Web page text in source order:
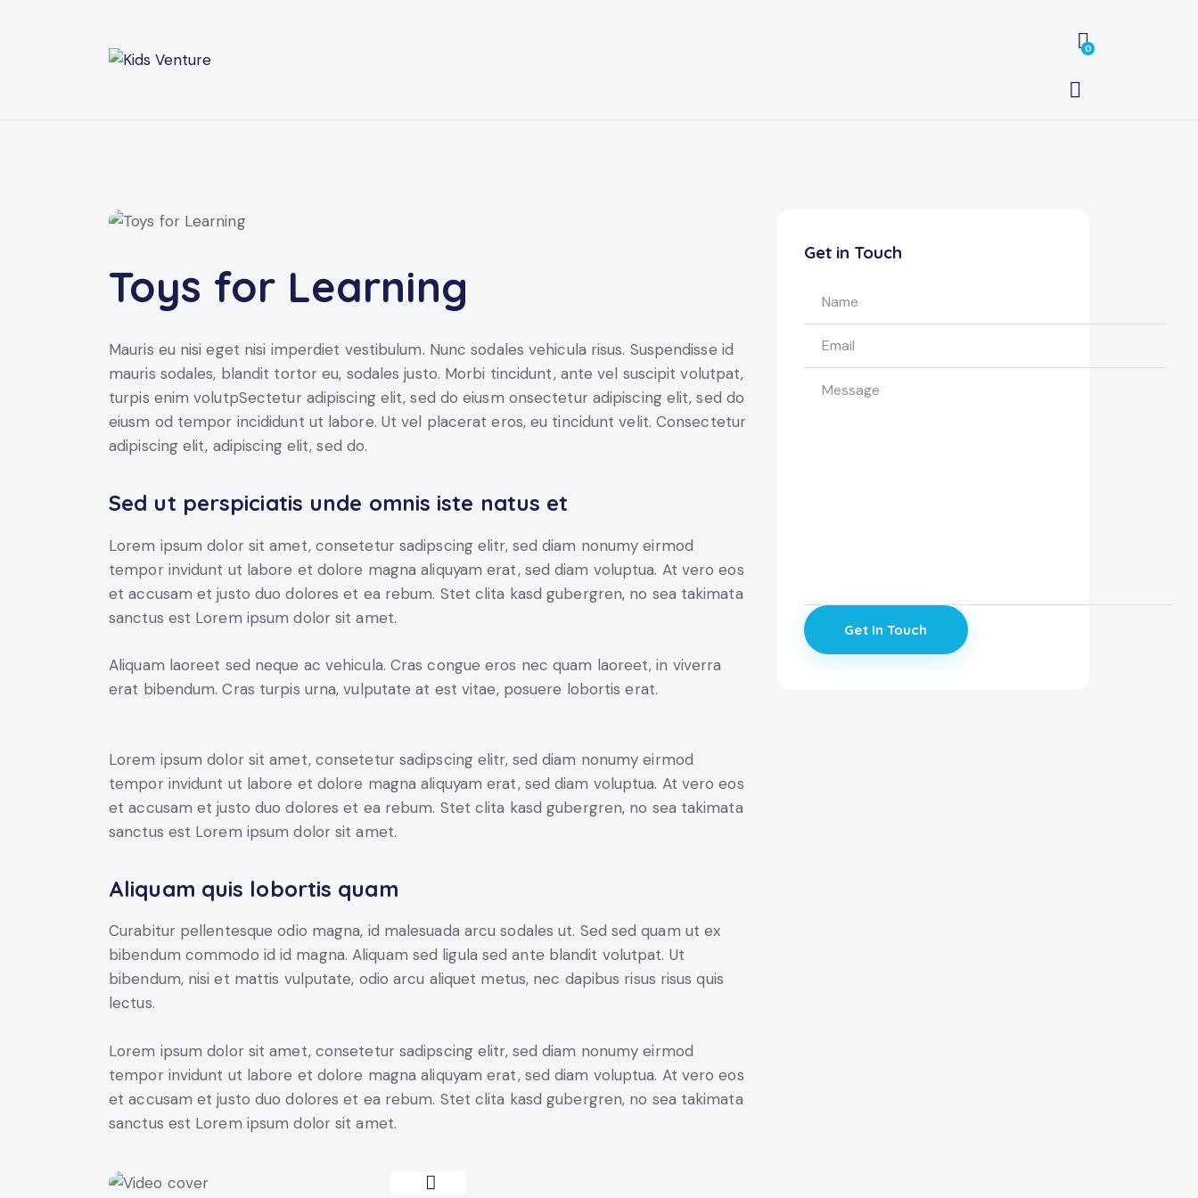
0
Toys for Learning
Mauris eu nisi eget nisi imperdiet vestibulum. Nunc sodales vehicula risus. Suspendisse id
mauris sodales, blandit tortor eu, sodales justo. Morbi tincidunt, ante vel suscipit volutpat,
turpis enim volutpSectetur adipiscing elit, sed do eiusm onsectetur adipiscing elit, sed do
eiusm od tempor incididunt ut labore. Ut vel placerat eros, eu tincidunt velit. Consectetur
adipiscing elit, adipiscing elit, sed do.
Sed ut perspiciatis unde omnis iste natus et
Lorem ipsum dolor sit amet, consetetur sadipscing elitr, sed diam nonumy eirmod
tempor invidunt ut labore et dolore magna aliquyam erat, sed diam voluptua. At vero eos
et accusam et justo duo dolores et ea rebum. Stet clita kasd gubergren, no sea takimata
sanctus est Lorem ipsum dolor sit amet.
Aliquam laoreet sed neque ac vehicula. Cras congue eros nec quam laoreet, in viverra
erat bibendum. Cras turpis urna, vulputate at est vitae, posuere lobortis erat.
Lorem ipsum dolor sit amet, consetetur sadipscing elitr, sed diam nonumy eirmod
tempor invidunt ut labore et dolore magna aliquyam erat, sed diam voluptua. At vero eos
et accusam et justo duo dolores et ea rebum. Stet clita kasd gubergren, no sea takimata
sanctus est Lorem ipsum dolor sit amet.
Aliquam quis lobortis quam
Curabitur pellentesque odio magna, id malesuada arcu sodales ut. Sed sed quam ut ex
bibendum commodo id id magna. Aliquam sed ligula sed ante blandit volutpat. Ut
bibendum, nisi et mattis vulputate, odio arcu aliquet metus, nec dapibus risus risus quis
lectus.
Lorem ipsum dolor sit amet, consetetur sadipscing elitr, sed diam nonumy eirmod
tempor invidunt ut labore et dolore magna aliquyam erat, sed diam voluptua. At vero eos
et accusam et justo duo dolores et ea rebum. Stet clita kasd gubergren, no sea takimata
sanctus est Lorem ipsum dolor sit amet.
Get in Touch